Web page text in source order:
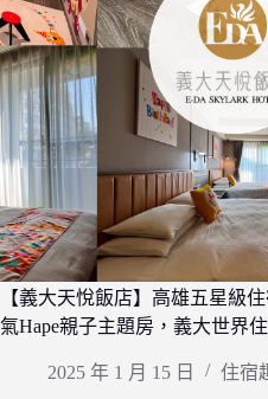
【義大天悅飯店】高雄五星級
氣Hape親子主題房，義大世界住
2025 年 1 月 15 日 住宿